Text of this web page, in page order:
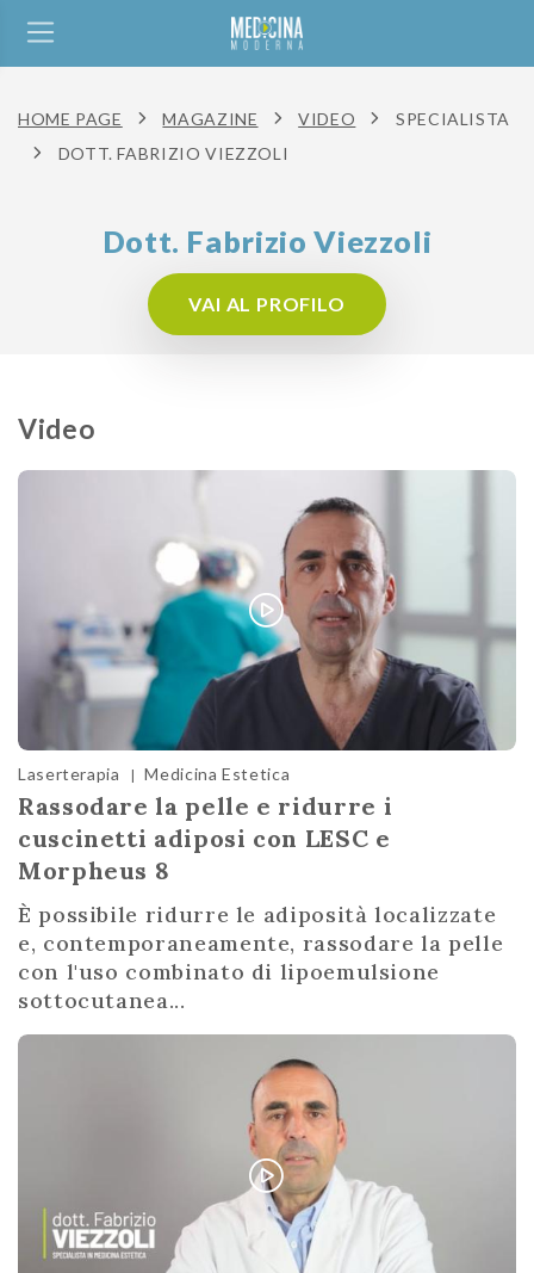
HOME PAGE MAGAZINE VIDEO
SPECIALISTA
DOTT. FABRIZIO VIEZZOLI
Dott. Fabrizio Viezzoli
VAI AL PROFILO
Video
Laserterapia | Medicina Estetica
Rassodare la pelle e ridurre i
cuscinetti adiposi con LESC e
Morpheus 8
È possibile ridurre le adiposità localizzate
e, contemporaneamente, rassodare la pelle
con l'uso combinato di lipoemulsione
sottocutanea...